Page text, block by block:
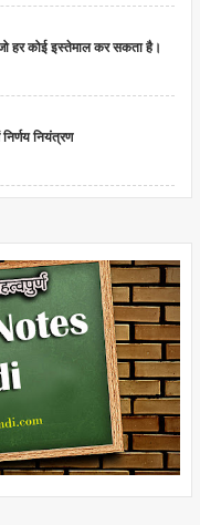
हर कोई इस्तेमाल कर सकता है।
नियंत्रण